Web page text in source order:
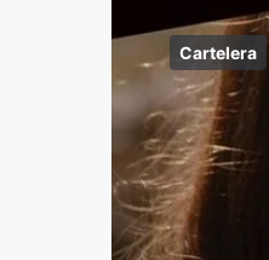
Cartelera